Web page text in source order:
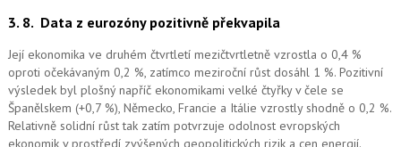
3. 8. Data z eurozóny pozitivně překvapila
Její ekonomika ve druhém čtvrtletí mezičtvrtletně vzrostla o 0,4 %
oproti očekávaným 0,2 %, zatímco meziroční růst dosáhl 1 %. Pozitivní
výsledek byl plošný napříč ekonomikami velké čtyřky v čele se
Španělskem (+0,7 %), Německo, Francie a Itálie vzrostly shodně o 0,2 %.
Relativně solidní růst tak zatím potvrzuje odolnost evropských